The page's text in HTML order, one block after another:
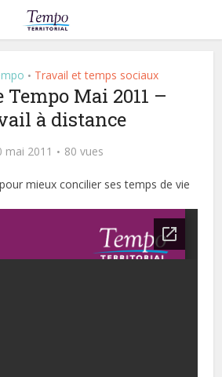
• Travail et temps sociaux
Mai 2011 –
à distance
mai 2011 80 vues
mieux concilier ses temps de vie